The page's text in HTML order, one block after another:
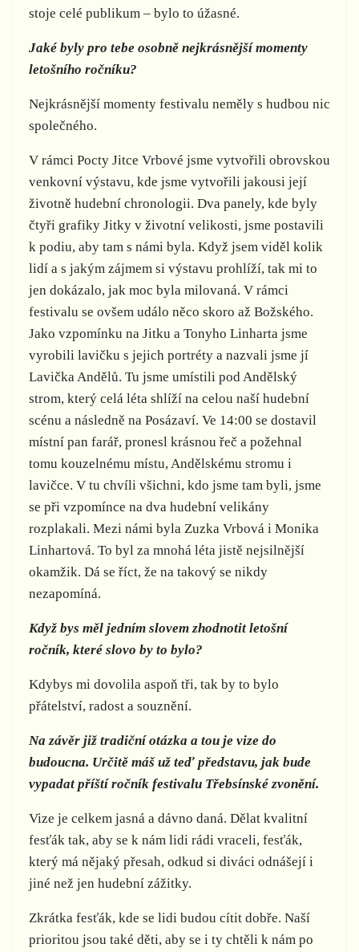
stoje celé publikum – bylo to úžasné.
Jaké byly pro tebe osobně nejkrásnější momenty
letošního ročníku?
Nejkrásnější momenty festivalu neměly s hudbou nic
společného.
V rámci Pocty Jitce Vrbové jsme vytvořili obrovskou
venkovní výstavu, kde jsme vytvořili jakousi její
životně hudební chronologii. Dva panely, kde byly
čtyři grafiky Jitky v životní velikosti, jsme postavili
k podiu, aby tam s námi byla. Když jsem viděl kolik
lidí a s jakým zájmem si výstavu prohlíží, tak mi to
jen dokázalo, jak moc byla milovaná. V rámci
festivalu se ovšem událo něco skoro až Božského.
Jako vzpomínku na Jitku a Tonyho Linharta jsme
vyrobili lavičku s jejich portréty a nazvali jsme jí
Lavička Andělů. Tu jsme umístili pod Andělský
strom, který celá léta shlíží na celou naší hudební
scénu a následně na Posázaví. Ve 14:00 se dostavil
místní pan farář, pronesl krásnou řeč a požehnal
tomu kouzelnému místu, Andělskému stromu i
lavičce. V tu chvíli všichni, kdo jsme tam byli, jsme
se při vzpomínce na dva hudební velikány
rozplakali. Mezi námi byla Zuzka Vrbová i Monika
Linhartová. To byl za mnohá léta jistě nejsilnější
okamžik. Dá se říct, že na takový se nikdy
nezapomíná.
Když bys měl jedním slovem zhodnotit letošní
ročník, které slovo by to bylo?
Kdybys mi dovolila aspoň tři, tak by to bylo
přátelství, radost a souznění.
Na závěr již tradiční otázka a tou je vize do
budoucna. Určitě máš už teď představu, jak bude
vypadat příští ročník festivalu Třebsínské zvonění.
Vize je celkem jasná a dávno daná. Dělat kvalitní
fesťák tak, aby se k nám lidi rádi vraceli, fesťák,
který má nějaký přesah, odkud si diváci odnášejí i
jiné než jen hudební zážitky.
Zkrátka fesťák, kde se lidi budou cítit dobře. Naší
prioritou jsou také děti, aby se i ty chtěli k nám po